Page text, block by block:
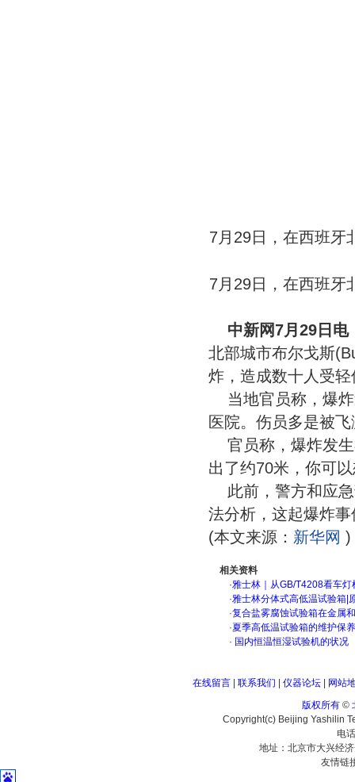
7月29日，在西班牙
7月29日，在西班牙
中新网7月29日
北部城市布尔戈斯
炸，造成数十人受轻
当地官员称，爆
医院。伤员多是被
官员称，爆炸发
出了约70米，你可
此前，警方和应
法分析，这起爆炸
(本文来源： 新华网 )
相关资料
·雅士林｜从GB/T4208看车
·雅士林分体式高低温试验箱|
·复合盐雾腐蚀试验箱在金属
·夏季高低温试验箱的维护保
· 国内恒温恒湿试验机的状况
在线留言| 联系我们 仪器论坛|
网站
版权所有©
Copyright(c) Beijing Yashilin
电
地址：北京市大兴经
友情链